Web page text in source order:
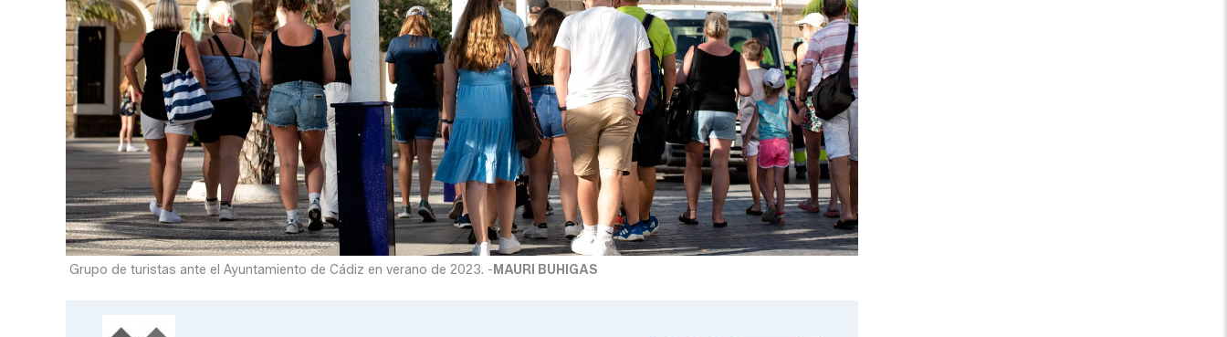
Grupo de turistas ante el Ayuntamiento de Cádiz en verano de 2023. - MAURI BUHIGAS